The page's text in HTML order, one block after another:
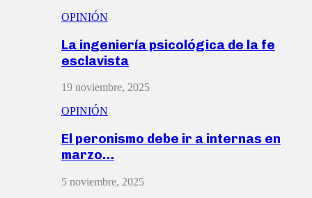
OPINIÓN
La ingeniería psicológica de la fe
esclavista
19 noviembre, 2025
OPINIÓN
El peronismo debe ir a internas en
marzo…
5 noviembre, 2025